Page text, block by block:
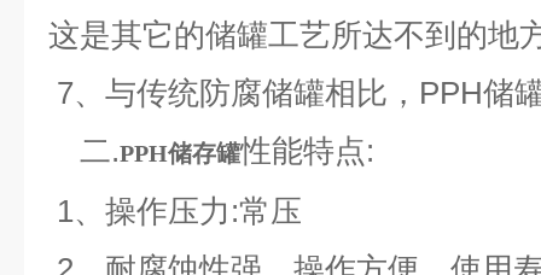
这是其它的储罐工艺所达不到的地
7、与传统防腐储罐相比，PPH储
二.PPH储存罐性能特点:
1、操作压力:常压